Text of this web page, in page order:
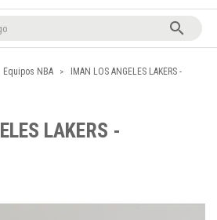

Equipos NBA
IMAN LOS ANGELES LAKERS -
LAKERS -